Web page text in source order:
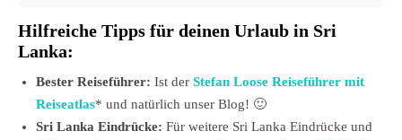
Hilfreiche Tipps für deinen Urlaub in Sri
Lanka:
Bester Reiseführer: Ist der Stefan Loose Reiseführer mit
Reiseatlas* und natürlich unser Blog! 🙂
Sri Lanka Eindrücke: Für weitere Sri Lanka Eindrücke und